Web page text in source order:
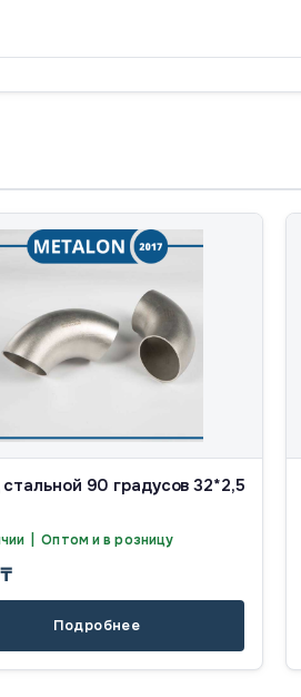
90 градусов 32*2,5
| Оптом и в розницу
₸
Подробнее